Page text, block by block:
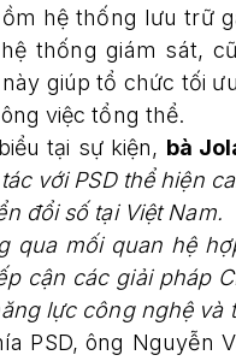
hệ thống lưu trữ
thống giám sát,
giúp tổ chức tối
việc tổng thể.
tại sự kiện, bà
tác với PSD thể hiện
đổi số tại Việt Nam.
qua mối quan hệ
cận các giải pháp
lực công nghệ và
PSD, ông Nguyễn